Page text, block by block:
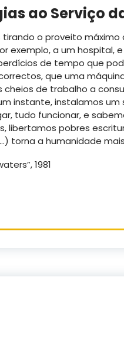
ao Serviço
o proveito
exemplo, a um hospital,
de tempo que
que uma
cheios de trabalho a
instante, instalamos
tudo funcionar, e
libertamos pobres
torna a humanidade
1981